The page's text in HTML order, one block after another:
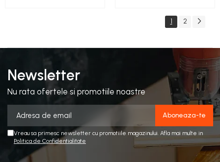
1 2
Newsletter
Nu rata ofertele si promotiile noastre
Vreau sa primesc newsletter cu promotiile magazinului. Afla mai multe in
Politica de Confidentialitate